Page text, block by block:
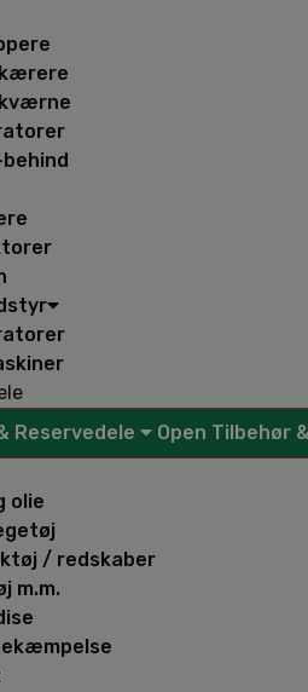
Reservedele
Open Tilbehør
olie
/ redskaber
m.m.